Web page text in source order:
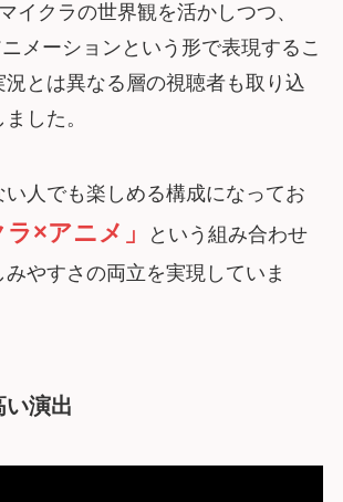
イクラの世界観を活かしつつ、
メーションという形で表現するこ
況とは異なる層の視聴者も取り込
した。
人でも楽しめる構成になってお
ラ×アニメ」
という組み合わせ
やすさの両立を実現していま
演出